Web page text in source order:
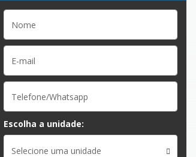
Escolha a unidade:
Selecione uma unidade